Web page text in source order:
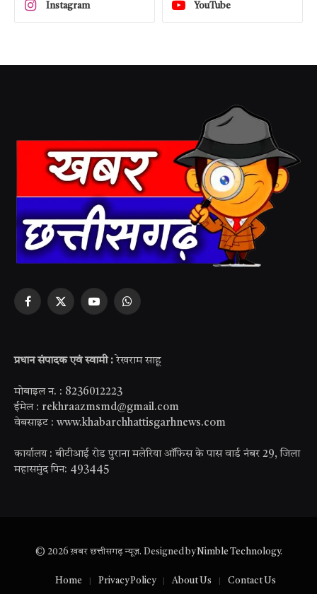
Instagram YouTube
Facebook
X
YouTubeWhatsApp
प्रधान संपादक एवं स्वामी : रेखराम साहू
मोबाइल न. : 8236012223
ईमेल : rekhraazmsmd@gmail.com
वेबसाइट : www.khabarchhattisgarhnews.com
कार्यालय : बीटीआई रोड पुराना मलेरिया ऑफिस के पास वार्ड नंबर 29, जिला
महासमुंद पिन: 493445
© 2026 ख़बर छत्तीसगढ़ न्यूज़. Designed byNimble Technology.
Home Privacy Policy About Us Contact Us